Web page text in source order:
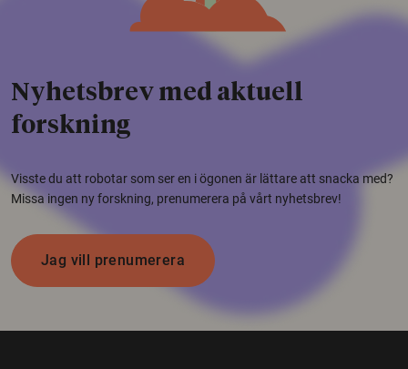
Nyhetsbrev med aktuell
forskning
Visste du att robotar som ser en i ögonen är lättare att snacka med?
Missa ingen ny forskning, prenumerera på vårt nyhetsbrev!
Jag vill prenumerera